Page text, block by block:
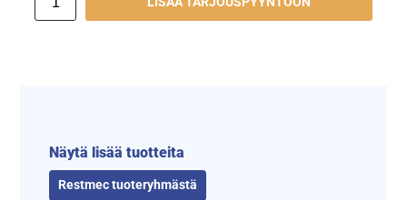
Näytä lisää tuotteita
Restmec tuoteryhmästä